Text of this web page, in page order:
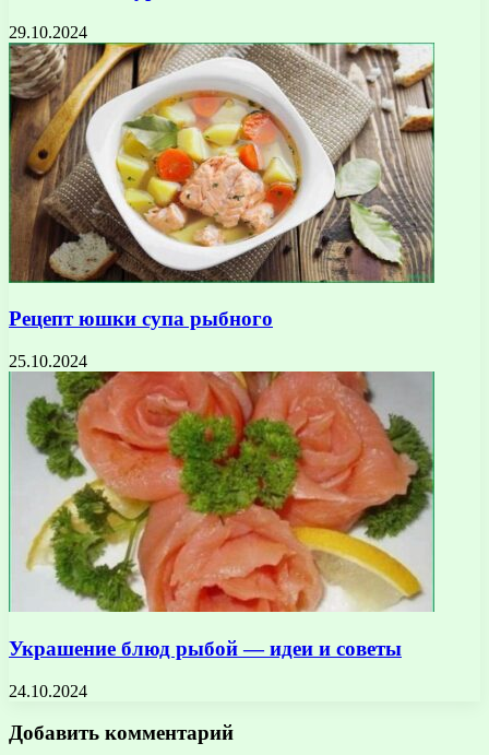
29.10.2024
Рецепт юшки супа рыбного
25.10.2024
Украшение блюд рыбой — идеи и советы
24.10.2024
Добавить комментарий